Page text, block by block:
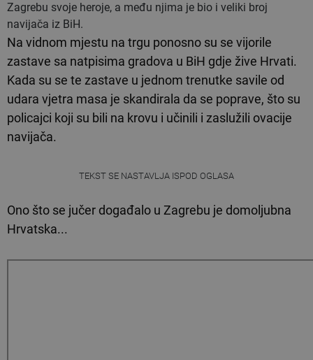
Zagrebu svoje heroje, a među njima je bio i veliki broj
navijača iz BiH.
Na vidnom mjestu na trgu ponosno su se vijorile
zastave sa natpisima gradova u BiH gdje žive Hrvati.
Kada su se te zastave u jednom trenutke savile od
udara vjetra masa je skandirala da se poprave, što su
policajci koji su bili na krovu i učinili i zaslužili ovacije
navijača.
TEKST SE NASTAVLJA ISPOD OGLASA
Ono što se jučer događalo u Zagrebu je domoljubna
Hrvatska...